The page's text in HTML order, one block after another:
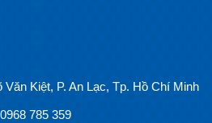
Kiệt, P. An Lạc, Tp. Hồ Chí Minh
785 359